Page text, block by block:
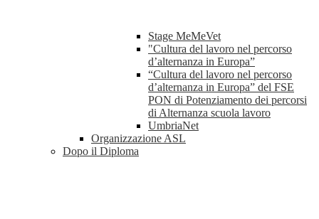
Stage MeMeVet
"Cultura del lavoro nel percorso
d’alternanza in Europa”
“Cultura del lavoro nel percorso
d’alternanza in Europa” del FSE
PON di Potenziamento dei percorsi
di Alternanza scuola lavoro
UmbriaNet
Organizzazione ASL
Dopo il Diploma